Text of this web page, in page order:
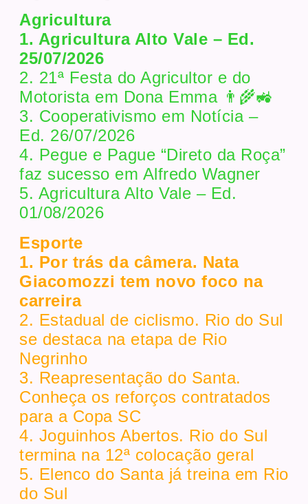
Agricultura
1. Agricultura Alto Vale – Ed.
25/07/2026
2. 21ª Festa do Agricultor e do
Motorista em Dona Emma 👨‍🌾🚜
3. Cooperativismo em Notícia –
Ed. 26/07/2026
4. Pegue e Pague “Direto da Roça”
faz sucesso em Alfredo Wagner
5. Agricultura Alto Vale – Ed.
01/08/2026
Esporte
1. Por trás da câmera. Nata
Giacomozzi tem novo foco na
carreira
2. Estadual de ciclismo. Rio do Sul
se destaca na etapa de Rio
Negrinho
3. Reapresentação do Santa.
Conheça os reforços contratados
para a Copa SC
4. Joguinhos Abertos. Rio do Sul
termina na 12ª colocação geral
5. Elenco do Santa já treina em Rio
do Sul